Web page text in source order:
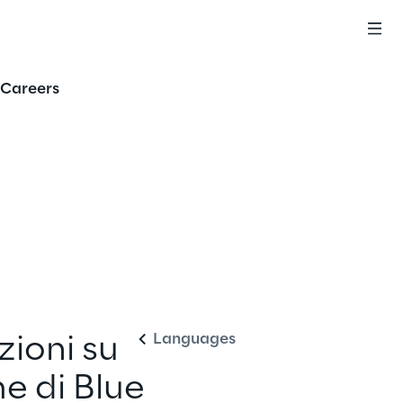
Careers
Languages
su
di Blue